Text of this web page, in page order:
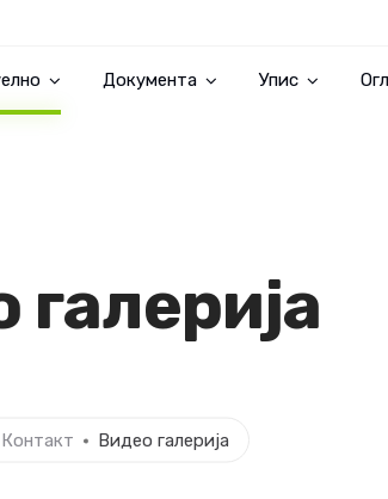
Документа Упис
галерија
Контакт Видео галерија